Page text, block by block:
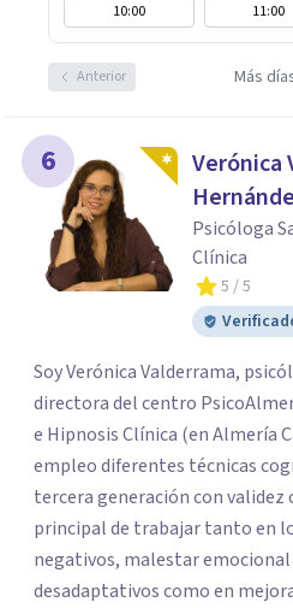
10:00
11:00
Anterior Más
6
Verónica
Psicóloga
Clínica
5 / 5
Soy Verónica Valderrama,
directora del centro
e Hipnosis Clínica (en Almería Capital). En
empleo diferentes técnicas
tercera generación con
principal de trabajar tanto en
negativos, malestar
desadaptativos como en